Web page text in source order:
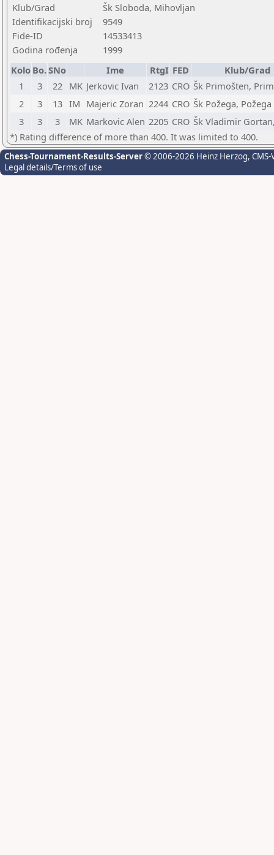
Klub/Grad
Šk Sloboda, Mihovljan
Identifikacijski broj
9549
Fide-ID
14533413
Godina rođenja
1999
Kolo Bo.SNo Ime RtgI FED
Klub/Grad
1
3 22 MK Jerkovic Ivan 2123 CRO Šk Primošten,
2
3 13 IM Majeric Zoran 2244 CRO Šk Požega, Požega
3
3 3 MK Markovic Alen 2205 CRO Šk Vladimir
*) Rating difference of more than 400. It was limited to 400.
Chess-Tournament-Results-Server© 2006-2026 Heinz Herzog,
Legal details/Terms of use